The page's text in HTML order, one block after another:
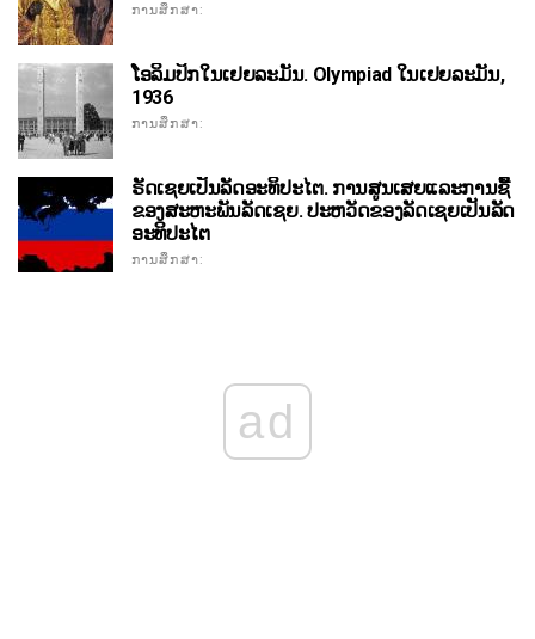
ການສຶກສາ:
ໂອລິມປິກໃນເຢຍລະມັນ. Olympiad ໃນເຢຍລະມັນ,
1936
ການສຶກສາ:
ຣັດເຊຍເປັນລັດອະທິປະໄຕ. ການສູນເສຍແລະການຊື້
ຂອງສະຫະພັນລັດເຊຍ. ປະຫວັດຂອງລັດເຊຍເປັນລັດ
ອະທິປະໄຕ
ການສຶກສາ:
ad